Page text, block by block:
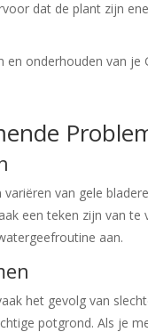
dat de plant zijn
en onderhouden van
van gele
een teken zijn van
aan.
het gevolg van
potgrond. Als je